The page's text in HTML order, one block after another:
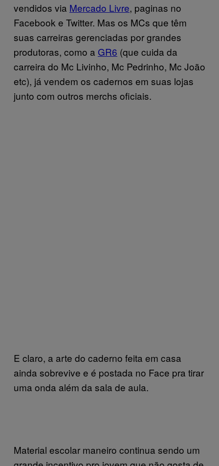
vendidos via Mercado Livre, paginas no
Facebook e Twitter. Mas os MCs que têm
suas carreiras gerenciadas por grandes
produtoras, como a GR6 (que cuida da
carreira do Mc Livinho, Mc Pedrinho, Mc João
etc), já vendem os cadernos em suas lojas
junto com outros merchs oficiais.
E claro, a arte do caderno feita em casa
ainda sobrevive e é postada no Face pra tirar
uma onda além da sala de aula.
Material escolar maneiro continua sendo um